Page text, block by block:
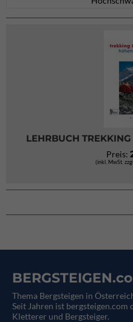
LEHRBUCH
Preis:
(inkl. MwSt.
Thema Bergsteigen in
Seit Jahren ist
Kletterer und Bergsteiger.